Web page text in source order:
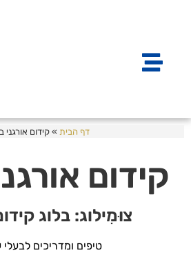
דף הבית »קידום אורגני
קידום
צוּמִילוג: בלוג
טיפים ומדריכים